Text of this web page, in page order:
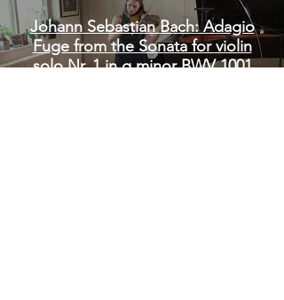
Johann Sebastian Bach: Adagio
Fuge from the Sonata for violin
solo Nr. 1 in g minor BWV 1001